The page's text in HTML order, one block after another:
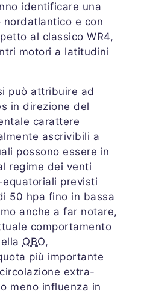
identificare una
e con
al classico WR4,
motori a latitudini
può attribuire ad
in direzione del
carattere
ascrivibili a
possono essere in
regime dei venti
previsti
50 hpa fino in bassa
anche a far notare,
comportamento
QBO,
più importante
extra-
meno influenza in